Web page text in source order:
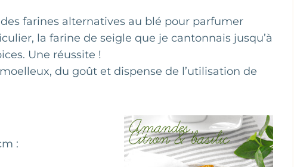
farines alternatives au blé pour parfumer
la farine de seigle que je cantonnais jusqu’à
Une réussite !
du goût et dispense de l’utilisation de
: